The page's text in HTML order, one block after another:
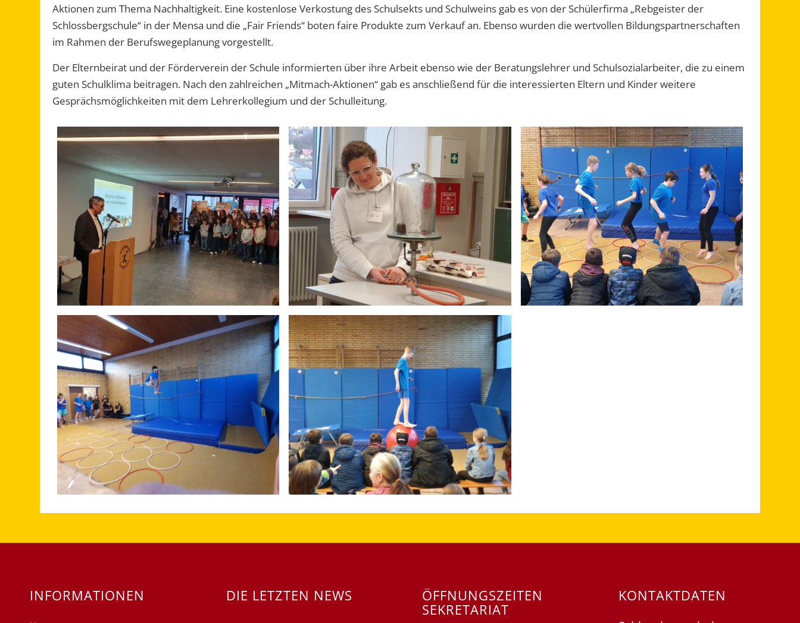
Aktionen zum Thema Nachhaltigkeit. Eine kostenlose Verkostung des Schulsekts und Schulweins gab es von der Schülerfirma „Rebgeister der
Schlossbergschule“ in der Mensa und die „Fair Friends“ boten faire Produkte zum Verkauf an. Ebenso wurden die wertvollen Bildungspartnerschaften
im Rahmen der Berufswegeplanung vorgestellt.
Der Elternbeirat und der Förderverein der Schule informierten über ihre Arbeit ebenso wie der Beratungslehrer und Schulsozialarbeiter, die zu einem
guten Schulklima beitragen. Nach den zahlreichen „Mitmach-Aktionen“ gab esanschließend für die interessierten Eltern und Kinder weitere
Gesprächsmöglichkeiten mit dem Lehrerkollegium und der Schulleitung.
INFORMATIONEN DIE LETZTEN NEWS
ÖFFNUNGSZEITEN
SEKRETARIAT
KONTAKTDATEN